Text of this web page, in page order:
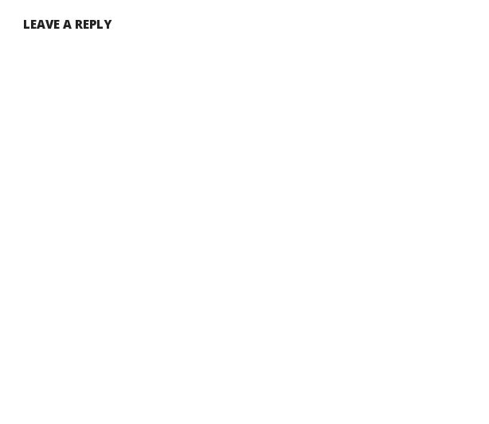
LEAVE A REPLY